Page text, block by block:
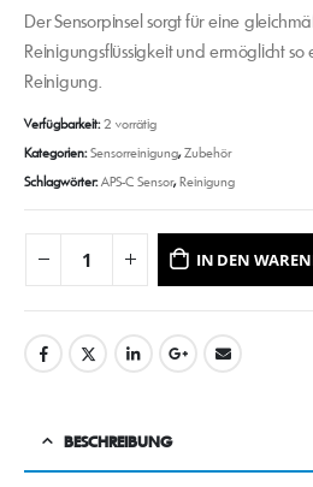
Der Sensorpinsel sorgt für eine
Reinigungsflüssigkeit und ermöglicht so
Reinigung.
Verfügbarkeit:2 vorrätig
Kategorien:Sensorreinigung,Zubehör
Schlagwörter:APS-C Sensor,Reinigung
IN DEN
BESCHREIBUNG